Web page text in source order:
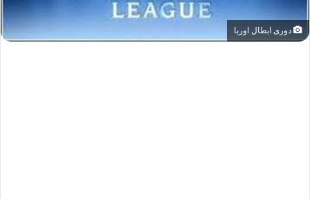
دورى ابطال اوربا